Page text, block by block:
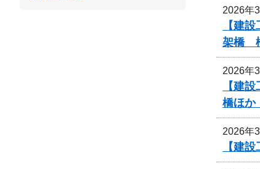
2026年
【建
架橋
2026年
【建
橋ほか
2026年
【建